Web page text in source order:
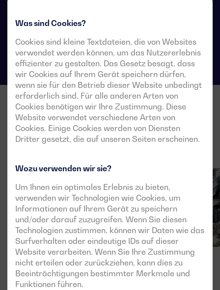
Was sind Cookies?
Cookies sind kleine Textdateien, die von Websites
verwendet werden können, um das Nutzererlebnis
effizienter zu gestalten. Das Gesetz besagt, dass
wir Cookies auf Ihrem Gerät speichern dürfen,
wenn sie für den Betrieb dieser Website unbedingt
erforderlich sind. Für alle anderen Arten von
Cookies benötigen wir Ihre Zustimmung. Diese
Website verwendet verschiedene Arten von
Cookies. Einige Cookies werden von Diensten
Dritter gesetzt, die auf unseren Seiten erscheinen.
Wozu verwenden wir sie?
Um Ihnen ein optimales Erlebnis zu bieten,
verwenden wir Technologien wie Cookies, um
Informationen auf Ihrem Gerät zu speichern
und/oder darauf zuzugreifen. Wenn Sie diesen
Technologien zustimmen, können wir Daten wie das
Surfverhalten oder eindeutige IDs auf dieser
Website verarbeiten. Wenn Sie Ihre Zustimmung
nicht erteilen oder zurückziehen, kann dies zu
Beeinträchtigungen bestimmter Merkmale und
Funktionen führen.
Technische Datenblätter für Umschalter